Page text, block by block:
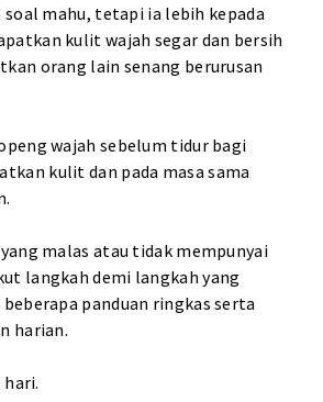
soal mahu, tetapi ia lebih kepada
kulit wajah segar dan bersih
orang lain senang berurusan
wajah sebelum tidur bagi
kulit dan pada masa sama
malas atau tidak mempunyai
langkah demi langkah yang
panduan ringkas serta
harian.
hari.